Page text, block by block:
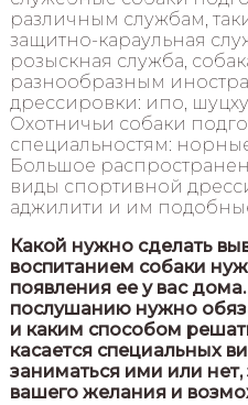
различным службам,
защитно-караульная
розыскная служба,
разнообразным
дрессировки: ипо,
Охотничьи собаки
специальностям:
Большое
виды спортивной
аджилити и им
Какой нужно сделать
воспитанием собаки
появления ее у вас
послушанию нужно
и каким способом
касается специальных
заниматься ими или нет,
вашего желания и